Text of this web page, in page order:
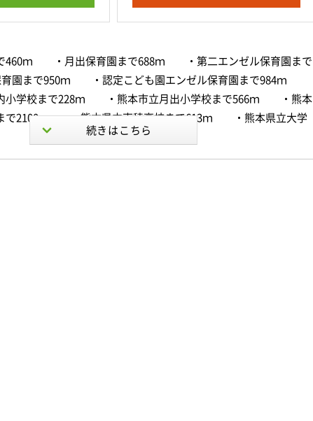
で460ｍ ・月出保育園まで688ｍ ・第二エンゼル保育園まで
まで950ｍ ・認定こども園エンゼル保育園まで984ｍ
小学校まで228ｍ ・熊本市立月出小学校まで566ｍ ・熊本
で2100ｍ ・熊本県立東稜高校まで613ｍ ・熊本県立大学
歯科医院まで215ｍ ・広重耳鼻咽喉科医院まで305ｍ ・
ックまで338ｍ ・あやの里まで351ｍ ・松原リウマチ科・